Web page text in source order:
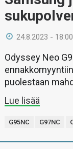
24.8.2023 - 18:00
Odyssey Neo
puolestaan
Lue lisää
G95NC G97NC